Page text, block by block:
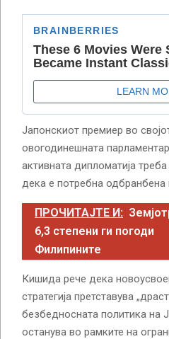
Јапонскиот премиер во
овогодинешната
активната дипломатија
дека е потребна
ПРОЧИТАЈТЕ И:
6,3 степени ги погоди
Филипините
Кишида рече дека
стратегија претставува
безбедносната политика на
останува во рамките на